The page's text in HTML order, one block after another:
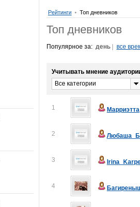
Рейтинги • Топ дневников
Топ дневников
Популярное за: день все
Учитывать мнение
Все категории
1 Марриэтта
2
3
4